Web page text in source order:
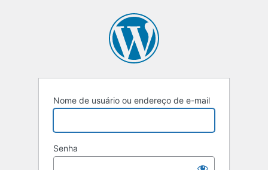
Nome de usuário ou endereço de e-mail
Senha